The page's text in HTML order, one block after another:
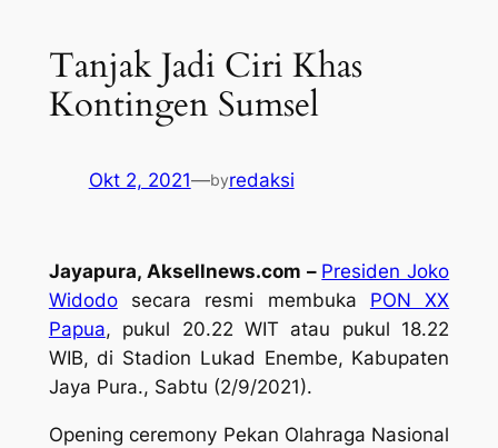
Tanjak Jadi Ciri Khas
Kontingen Sumsel
Okt 2, 2021—byredaksi
Jayapura, Aksellnews.com – Presiden Joko
Widodosecara resmi membuka PON XX
Papua, pukul 20.22 WIT atau pukul 18.22
WIB, di Stadion Lukad Enembe, Kabupaten
Jaya Pura., Sabtu (2/9/2021).
Opening ceremony Pekan Olahraga Nasional